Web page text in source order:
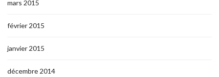
mars 2015
février 2015
janvier 2015
décembre 2014